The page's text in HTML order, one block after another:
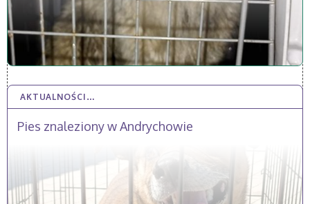
AKTUALNOŚCI…
Pies znaleziony w Andrychowie
23 KWI 2026